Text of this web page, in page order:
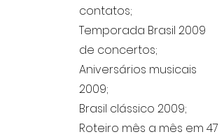
contatos;
Temporada Brasil 2009
de concertos;
Aniversários musicais
2009;
Brasil clássico 2009;
Roteiro mês a mês em 47